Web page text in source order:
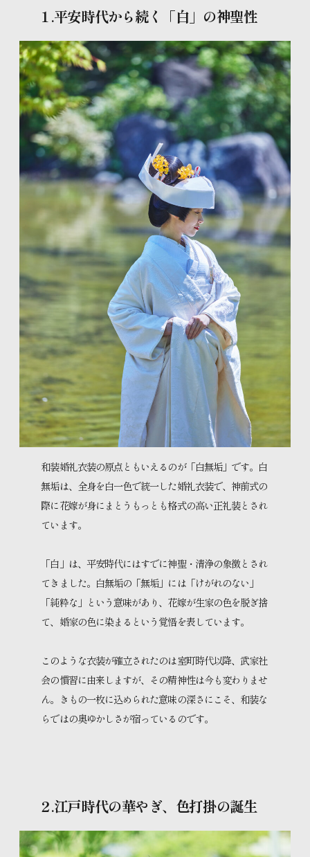
１.平安時代から続く「白」の神聖性
和装婚礼衣装の原点ともいえるのが「白無垢」です。白
無垢は、全身を白一色で統一した婚礼衣装で、神前式の
際に花嫁が身にまとうもっとも格式の高い正礼装とされ
ています。
「白」は、平安時代にはすでに神聖・清浄の象徴とされ
てきました。白無垢の「無垢」には「けがれのない」
「純粋な」という意味があり、花嫁が生家の色を脱ぎ捨
て、婚家の色に染まるという覚悟を表しています。
このような衣装が確立されたのは室町時代以降、武家社
会の慣習に由来しますが、その精神性は今も変わりませ
ん。きもの一枚に込められた意味の深さにこそ、和装な
らではの奥ゆかしさが宿っているのです。
２.江戸時代の華やぎ、色打掛の誕生